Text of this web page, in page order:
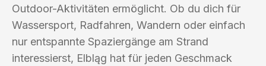
Outdoor-Aktivitäten ermöglicht. Ob du dich für
Wassersport, Radfahren, Wandern oder einfach
nur entspannte Spaziergänge am Strand
interessierst, Elbląg hat für jeden Geschmack